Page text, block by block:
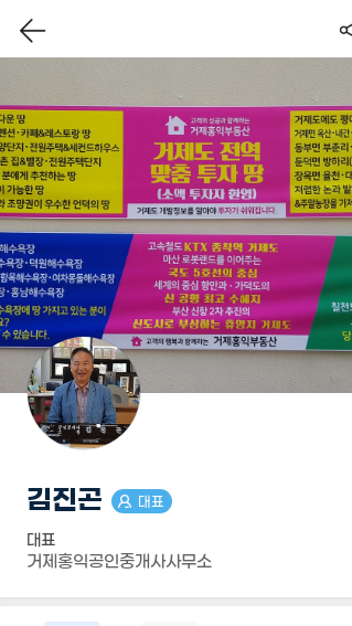
김진곤 대표
대표
거제홍익공인중개사사무소